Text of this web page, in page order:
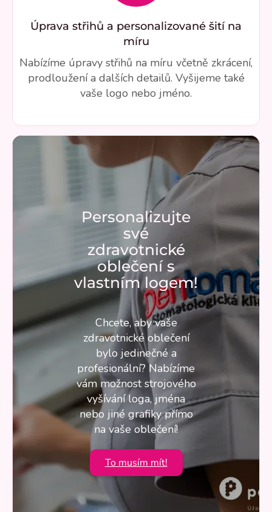
Úprava střihů a personalizované šití na
míru
Nabízíme úpravy střihů na míru včetně zkrácení,
prodloužení a dalších detailů. Vyšijeme také
vaše logo nebo jméno.
Personalizujte
své
zdravotnické
oblečení s
vlastním logem!
Chcete, aby vaše
zdravotnické oblečení
bylo jedinečné a
profesionální? Nabízíme
vám možnost strojového
vyšívání loga, jména
nebo jiné grafiky přímo
na vaše oblečení!
To musím mít!